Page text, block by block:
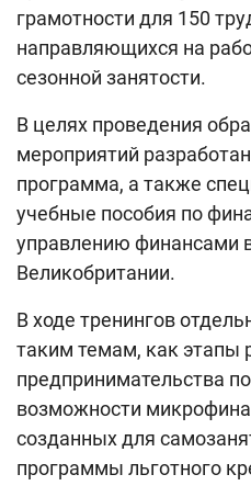
грамотности для 150
направляющихся на
сезонной занятости.
В целях проведения
мероприятий
программа, а также
учебные пособия по
управлению финансами
Великобритании.
В ходе тренингов
таким темам, как этапы
предпринимательства
возможности
созданных для
программы льготного